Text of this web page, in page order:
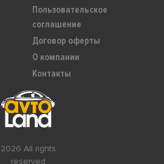
2026 All rights
reserved
Пользовательское
соглашение
Договор оферты
О компании
Контакты